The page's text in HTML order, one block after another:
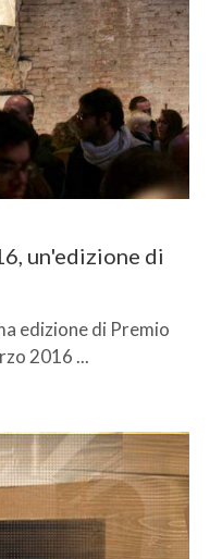
un'edizione di
edizione di Premio
2016 ...